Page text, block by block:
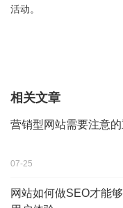
活动。
相关文章
营销型网站需要注意
07-25
网站如何做SEO才能